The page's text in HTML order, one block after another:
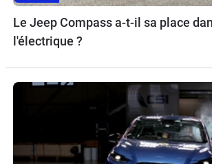
Le Jeep Compass a-t-il sa place
l'électrique ?